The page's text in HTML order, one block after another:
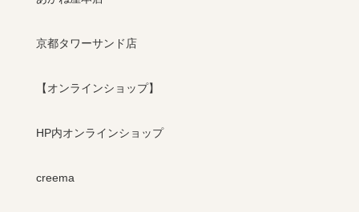
京都タワーサンド店
【オンラインショップ】
HP内オンラインショップ
creema